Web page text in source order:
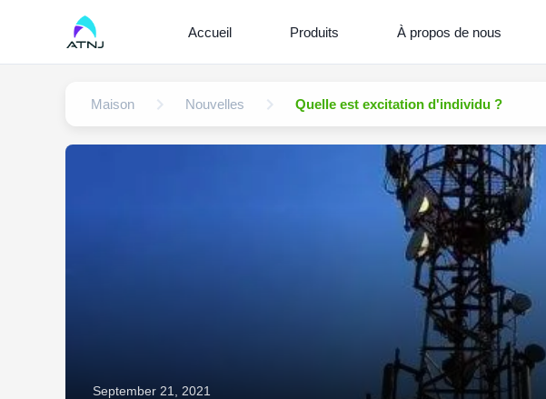
Accueil Produits À propos de nous
Maison Nouvelles Quelle est excitation d'individu ?
September 21, 2021